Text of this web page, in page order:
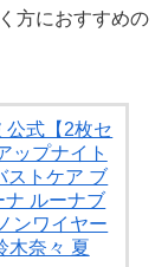
方におすすめの
公式【2枚セ
ップナイト
ストケア ブ
ナ ルーナブ
ンワイヤー
木奈々 夏